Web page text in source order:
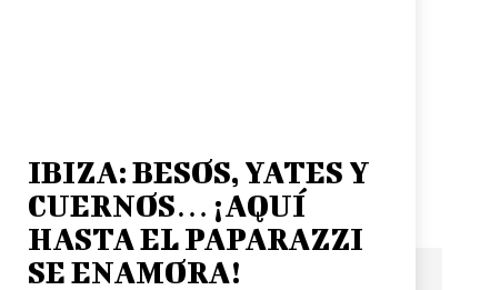
IBIZA: BESOS, YATES Y
CUERNOS… ¡AQUÍ
HASTA EL PAPARAZZI
SE ENAMORA!